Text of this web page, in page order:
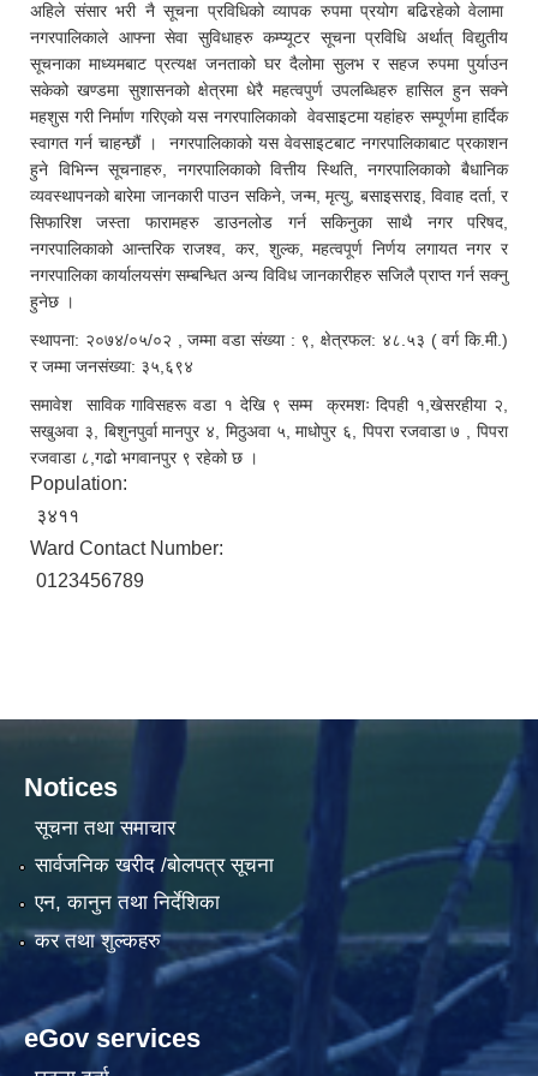
अहिले संसार भरी नै सूचना प्रविधिको व्यापक रुपमा प्रयोग बढिरहेको वेलामा
नगरपालिकाले आफ्ना सेवा सुविधाहरु कम्प्यूटर सूचना प्रविधि अर्थात् विद्युतीय
सूचनाका माध्यमबाट प्रत्यक्ष जनताको घर दैलोमा सुलभ र सहज रुपमा पुर्याउन
सकेको खण्डमा सुशासनको क्षेत्रमा धेरै महत्वपुर्ण उपलब्धिहरु हासिल हुन सक्ने
महशुस गरी निर्माण गरिएको यस नगरपालिकाको वेवसाइटमा यहांहरु सम्पूर्णमा हार्दिक
स्वागत गर्न चाहन्छौं । नगरपालिकाको यस वेवसाइटबाट नगरपालिकाबाट प्रकाशन
हुने विभिन्न सूचनाहरु, नगरपालिकाको वित्तीय स्थिति, नगरपालिकाको बैधानिक
व्यवस्थापनको बारेमा जानकारी पाउन सकिने, जन्म, मृत्यु, बसाइसराइ, विवाह दर्ता, र
सिफारिश जस्ता फारामहरु डाउनलोड गर्न सकिनुका साथै नगर परिषद,
नगरपालिकाको आन्तरिक राजश्व, कर, शुल्क, महत्वपूर्ण निर्णय लगायत नगर र
नगरपालिका कार्यालयसंग सम्बन्धित अन्य विविध जानकारीहरु सजिलै प्राप्त गर्न सक्नु
हुनेछ ।
स्थापना: २०७४/०५/०२ , जम्मा वडा संख्या : ९, क्षेत्रफल: ४८.५३ ( वर्ग कि.मी.)
र जम्मा जनसंख्या: ३५,६९४
समावेश साविक गाविसहरू वडा १ देखि ९ सम्म क्रमशः दिपही १,खेसरहीया २,
सखुअवा ३, बिशुनपुर्वा मानपुर ४, मिठुअवा ५, माधोपुर ६, पिपरा रजवाडा ७ , पिपरा
रजवाडा ८,गढो भगवानपुर ९ रहेको छ ।
Population:
३४११
Ward Contact Number:
0123456789
Notices
सूचना तथा समाचार
सार्वजनिक खरीद /बोलपत्र सूचना
एन, कानुन तथा निर्देशिका
कर तथा शुल्कहरु
eGov services